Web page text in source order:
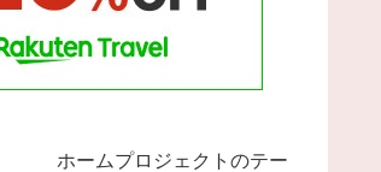
ホームプロジェクトのテー